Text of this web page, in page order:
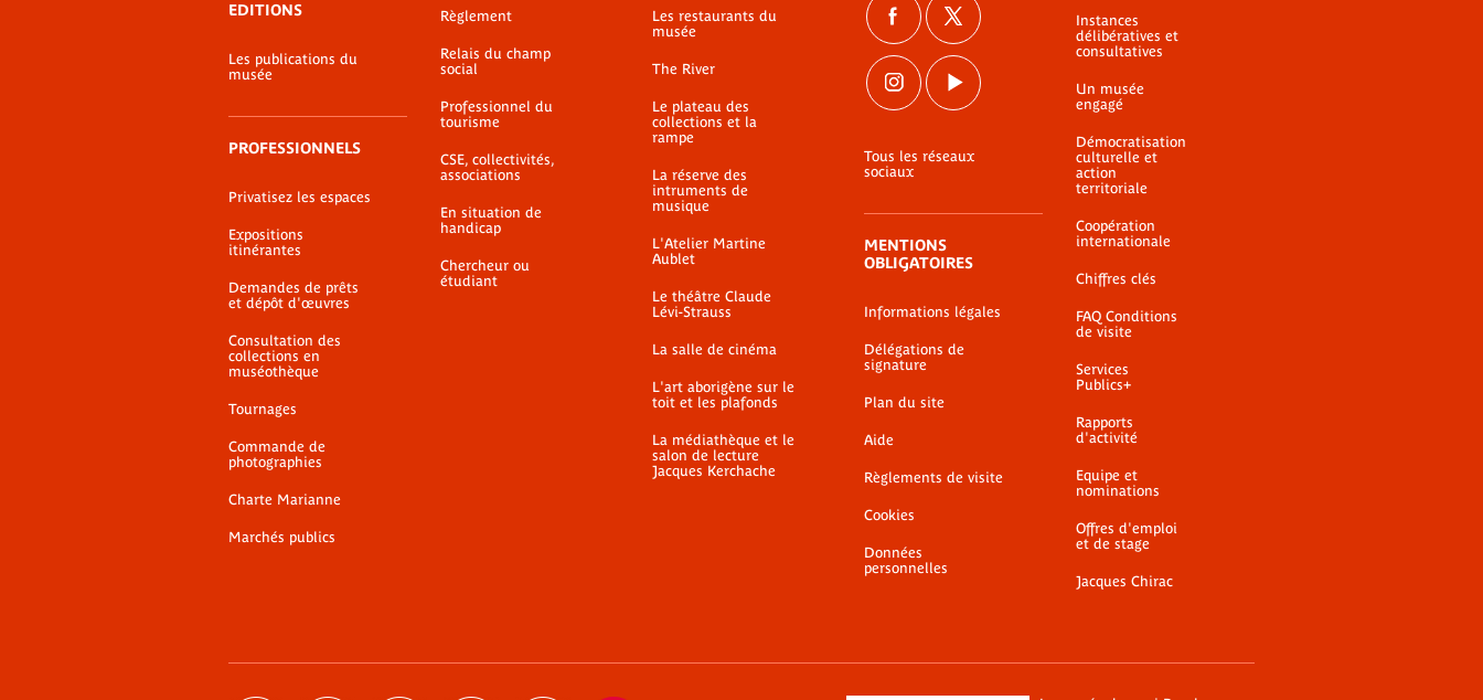
EDITIONS
Les publications du
musée
PROFESSIONNELS
Privatisez les espaces
Expositions
itinérantes
Demandes de prêts
et dépôt d'œuvres
Consultation des
collections en
muséothèque
Tournages
Commande de
photographies
Charte Marianne
Marchés publics
Règlement
Relais du champ
social
Professionnel du
tourisme
CSE, collectivités,
associations
En situation de
handicap
Chercheur ou
étudiant
Les restaurants du
musée
The River
Le plateau des
collections et la
rampe
La réserve des
intruments de
musique
L'Atelier Martine
Aublet
Le théâtre Claude
Lévi-Strauss
La salle de cinéma
L'art aborigène sur le
toit et les plafonds
La médiathèque et le
salon de lecture
Jacques Kerchache
Tous les réseaux
sociaux
MENTIONS
OBLIGATOIRES
Informations légales
Délégations de
signature
Plan du site
Aide
Règlements de visite
Cookies
Données
personnelles
Instances
délibératives et
consultatives
Un musée
engagé
Démocratisation
culturelle et
action
territoriale
Coopération
internationale
Chiffres clés
FAQ Conditions
de visite
Services
Publics+
Rapports
d'activité
Equipe et
nominations
Offres d'emploi
et de stage
Jacques Chirac